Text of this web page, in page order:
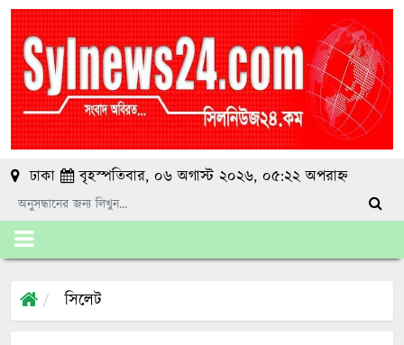
ঢাকা বৃহস্পতিবার, ০৬ অগাস্ট ২০২৬, ০৫:২২ অপরাহ্ন
সিলেট